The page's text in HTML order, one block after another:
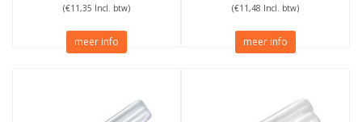
(€11,35 Incl. btw)
meer info
(€11,48 Incl. btw)
meer info